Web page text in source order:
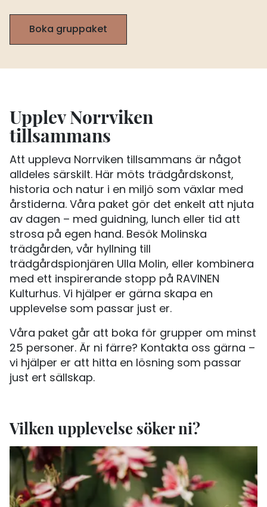
Boka gruppaket
Upplev Norrviken
tillsammans
Att uppleva Norrviken tillsammans är något
alldeles särskilt. Här möts trädgårdskonst,
historia och natur i en miljö som växlar med
årstiderna. Våra paket gör det enkelt att njuta
av dagen – med guidning, lunch eller tid att
strosa på egen hand. Besök Molinska
trädgården, vår hyllning till
trädgårdspionjären Ulla Molin, eller kombinera
med ett inspirerande stopp på RAVINEN
Kulturhus. Vi hjälper er gärna skapa en
upplevelse som passar just er.
Våra paket går att boka för grupper om minst
25 personer. Är ni färre? Kontakta oss gärna –
vi hjälper er att hitta en lösning som passar
just ert sällskap.
Vilken upplevelse söker ni?